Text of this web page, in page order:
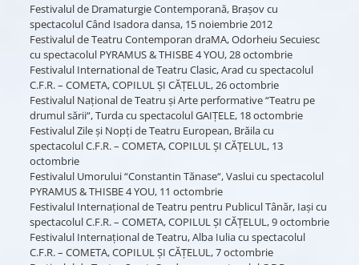
Festivalul de Dramaturgie Contemporană, Braşov cu
spectacolul Când Isadora dansa, 15 noiembrie 2012
Festivalul de Teatru Contemporan draMA, Odorheiu Secuiesc
cu spectacolul PYRAMUS & THISBE 4 YOU, 28 octombrie
Festivalul International de Teatru Clasic, Arad cu spectacolul
C.F.R. – COMETA, COPILUL ŞI CĂŢELUL, 26 octombrie
Festivalul Naţional de Teatru şi Arte performative “Teatru pe
drumul sării“, Turda cu spectacolul GAIŢELE, 18 octombrie
Festivalul Zile şi Nopţi de Teatru European, Brăila cu
spectacolul C.F.R. – COMETA, COPILUL ŞI CĂŢELUL, 13
octombrie
Festivalul Umorului “Constantin Tănase“, Vaslui cu spectacolul
PYRAMUS & THISBE 4 YOU, 11 octombrie
Festivalul Internaţional de Teatru pentru Publicul Tânăr, Iaşi cu
spectacolul C.F.R. – COMETA, COPILUL ŞI CĂŢELUL, 9 octombrie
Festivalul Internaţional de Teatru, Alba Iulia cu spectacolul
C.F.R. – COMETA, COPILUL ŞI CĂŢELUL, 7 octombrie